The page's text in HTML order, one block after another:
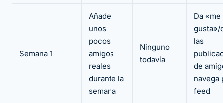
Semana 1
Añade
unos
pocos
amigos
reales
durante la
semana
Ninguno
todavía
Da «me
gusta»/
las
de
navega
feed